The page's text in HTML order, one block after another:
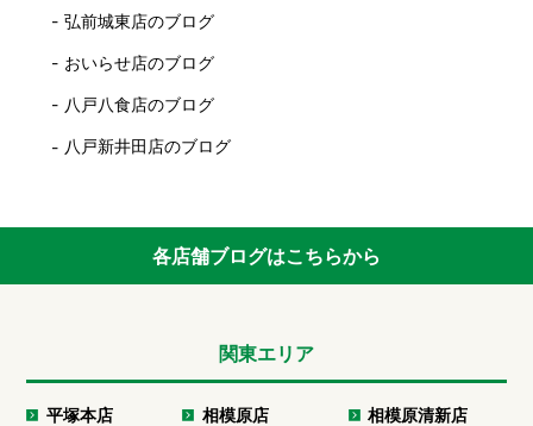
弘前城東店のブログ
おいらせ店のブログ
八戸八食店のブログ
八戸新井田店のブログ
各店舗ブログはこちらから
関東エリア
平塚本店 相模原店 相模原清新店